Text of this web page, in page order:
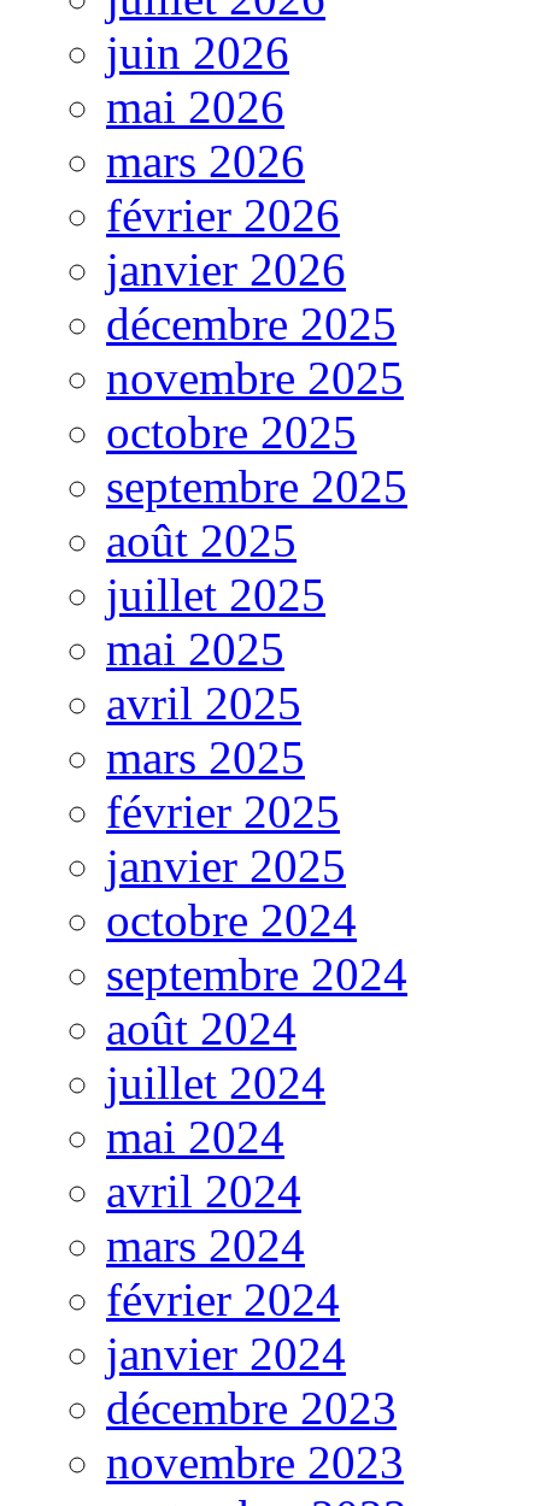
juin 2026
mai 2026
mars 2026
février 2026
janvier 2026
décembre 2025
novembre 2025
octobre 2025
septembre 2025
août 2025
juillet 2025
mai 2025
avril 2025
mars 2025
février 2025
janvier 2025
octobre 2024
septembre 2024
août 2024
juillet 2024
mai 2024
avril 2024
mars 2024
février 2024
janvier 2024
décembre 2023
novembre 2023